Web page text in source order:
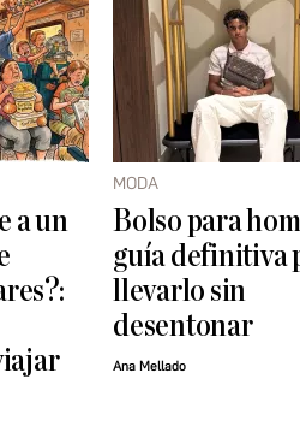
a un
MODA
Bolso para
guía definitiva
llevarlo sin
desentonar
Ana Mellado